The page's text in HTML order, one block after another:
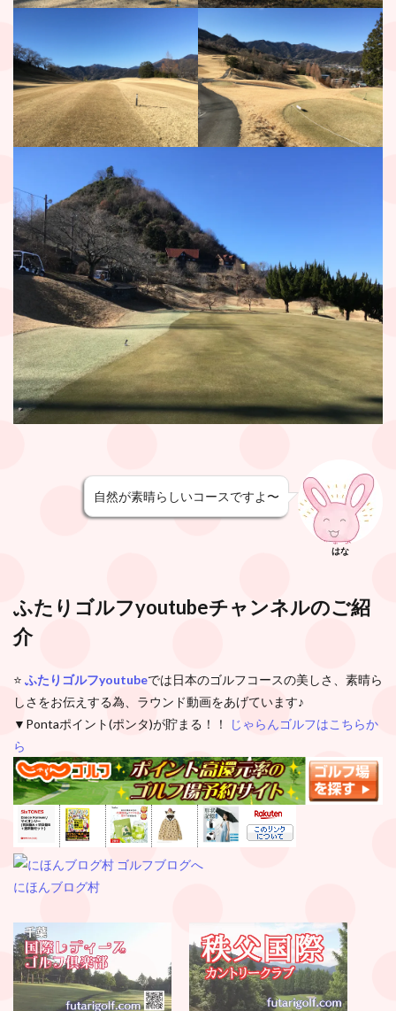
自然が素晴らしいコースですよ〜
はな
ふたりゴルフyoutubeチャンネルのご紹
介
⭐️ ふたりゴルフyoutubeでは日本のゴルフコースの美しさ、素晴ら
しさをお伝えする為、ラウンド動画をあげています♪
▼Pontaポイント(ポンタ)が貯まる！！
じゃらんゴルフはこちらか
ら
にほんブログ村